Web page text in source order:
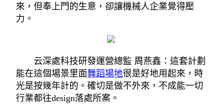
來，但奉上門的生意，卻讓機械人企業覺得壓
力。
云深處科技研發運營總監 周燕鑫：這套計劃
能在這個場景里面舞蹈場地很是好地用起來，時
光是按幾年計的。確切是做不外來，不成能一切
行業都往design落處所案。